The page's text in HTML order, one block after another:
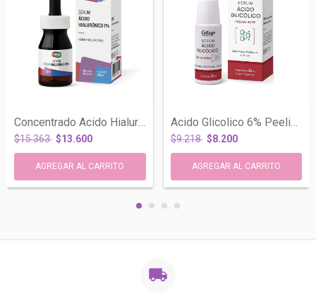
$15.363 $13.600 $9.218 $8.200